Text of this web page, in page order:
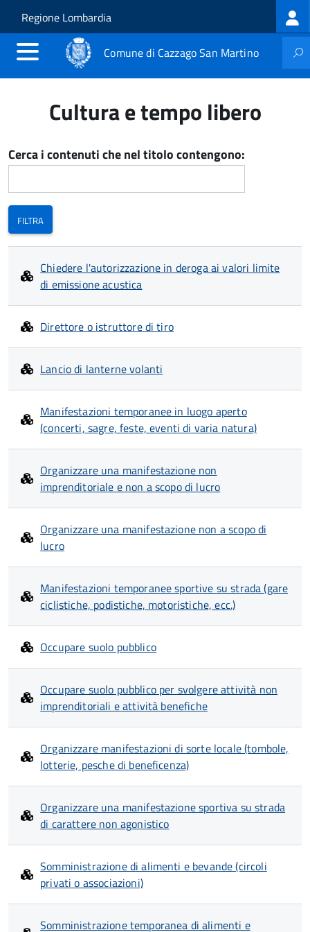
Salta al contenuto principale
Skip to site navigation
Regione Lombardia
Comune di Cazzago San Martino
Cultura e tempo libero
Cerca i contenuti che nel titolo contengono:
Chiedere l'autorizzazione in deroga ai valori limite
di emissione acustica
Direttore o istruttore di tiro
Lancio di lanterne volanti
Manifestazioni temporanee in luogo aperto
(concerti, sagre, feste, eventi di varia natura)
Organizzare una manifestazione non
imprenditoriale e non a scopo di lucro
Organizzare una manifestazione non a scopo di
lucro
Manifestazioni temporanee sportive su strada (gare
ciclistiche, podistiche, motoristiche, ecc.)
Occupare suolo pubblico
Occupare suolo pubblico per svolgere attività non
imprenditoriali e attività benefiche
Organizzare manifestazioni di sorte locale (tombole,
lotterie, pesche di beneficenza)
Organizzare una manifestazione sportiva su strada
di carattere non agonistico
Somministrazione di alimenti e bevande (circoli
privati o associazioni)
Somministrazione temporanea di alimenti e